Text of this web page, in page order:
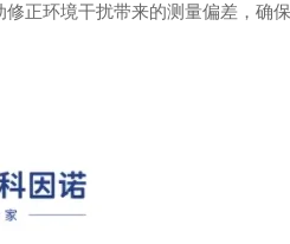
正环境干扰带来的测量偏差，确